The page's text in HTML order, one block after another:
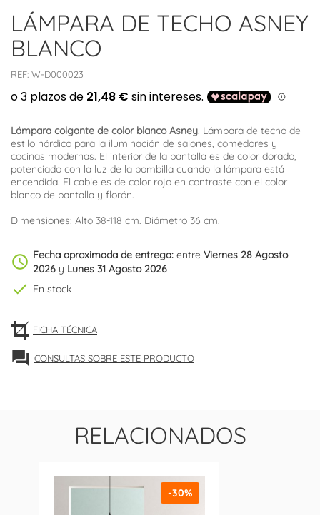
LÁMPARA DE TECHO ASNEY
BLANCO
REF: W-D000023
Lámpara colgante de color blanco Asney. Lámpara de techo de
estilo nórdico para la iluminación de salones, comedores y
cocinas modernas. El interior de la pantalla es de color dorado,
potenciado con la luz de la bombilla cuando la lámpara está
encendida. El cable es de color rojo en contraste con el color
blanco de pantalla y florón.
Dimensiones: Alto 38-118 cm. Diámetro 36 cm.
schedule Fecha aproximada de entrega: entre Viernes 28 Agosto
2026 y Lunes 31 Agosto 2026
check En stock
FICHA TÉCNICA
forum CONSULTAS SOBRE ESTE PRODUCTO
RELACIONADOS
-30%